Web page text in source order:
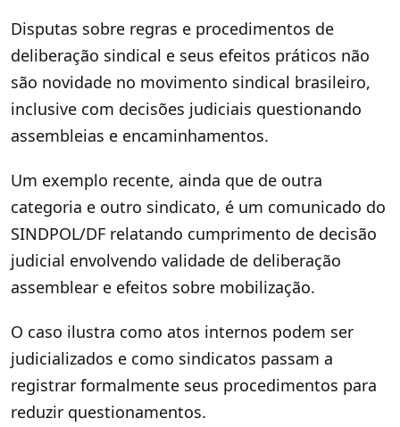
Disputas sobre regras e procedimentos de
deliberação sindical e seus efeitos práticos não
são novidade no movimento sindical brasileiro,
inclusive com decisões judiciais questionando
assembleias e encaminhamentos.
Um exemplo recente, ainda que de outra
categoria e outro sindicato, é um comunicado do
SINDPOL/DF relatando cumprimento de decisão
judicial envolvendo validade de deliberação
assemblear e efeitos sobre mobilização.
O caso ilustra como atos internos podem ser
judicializados e como sindicatos passam a
registrar formalmente seus procedimentos para
reduzir questionamentos.